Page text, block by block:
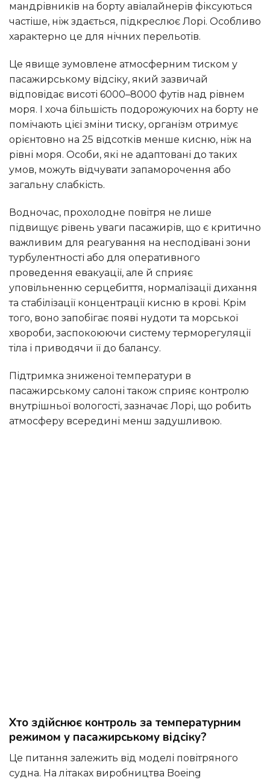
мандрівників на борту авіалайнерів фіксуються
частіше, ніж здається, підкреслює Лорі. Особливо
характерно це для нічних перельотів.
Це явище зумовлене атмосферним тиском у
пасажирському відсіку, який зазвичай
відповідає висоті 6000–8000 футів над рівнем
моря. І хоча більшість подорожуючих на борту не
помічають цієї зміни тиску, організм отримує
орієнтовно на 25 відсотків менше кисню, ніж на
рівні моря. Особи, які не адаптовані до таких
умов, можуть відчувати запаморочення або
загальну слабкість.
Водночас, прохолодне повітря не лише
підвищує рівень уваги пасажирів, що є критично
важливим для реагування на несподівані зони
турбулентності або для оперативного
проведення евакуації, але й сприяє
уповільненню серцебиття, нормалізації дихання
та стабілізації концентрації кисню в крові. Крім
того, воно запобігає появі нудоти та морської
хвороби, заспокоюючи систему терморегуляції
тіла і приводячи її до балансу.
Підтримка зниженої температури в
пасажирському салоні також сприяє контролю
внутрішньої вологості, зазначає Лорі, що робить
атмосферу всередині менш задушливою.
Хто здійснює контроль за температурним
режимом у пасажирському відсіку?
Це питання залежить від моделі повітряного
судна. На літаках виробництва Boeing